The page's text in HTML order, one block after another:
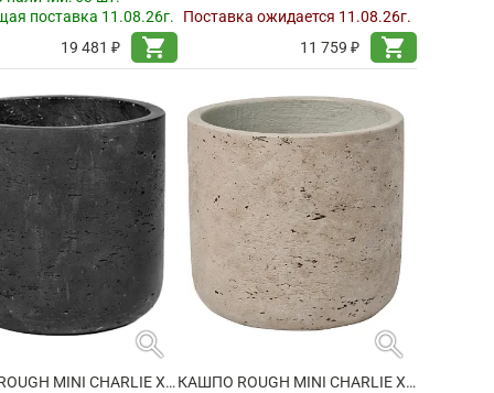
поставка 11.08.26г.
19 481 ₽
shopping_cart
Поставка ожидается 11.08.26г.
11 759 ₽
shopping_cart
search
КАШПО ROUGH MINI CHARLIE XXS BLACK WASHED
search
КАШПО ROUGH MINI CHARLIE XXS GREY WASHED